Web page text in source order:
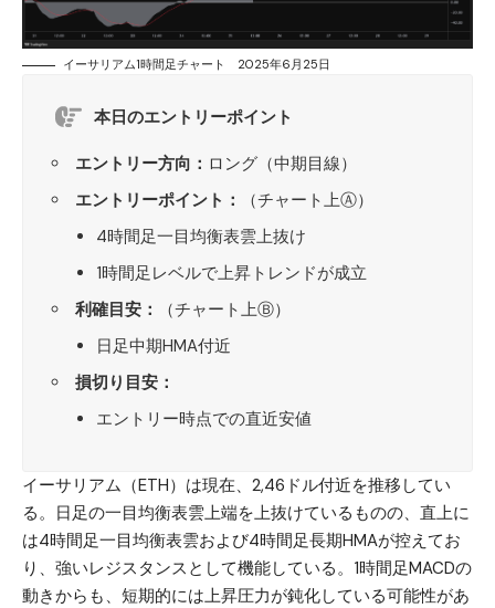
イーサリアム1時間足チャート 2025年6月25日
本日のエントリーポイント
エントリー方向： ロング（中期目線）
エントリーポイント：
（チャート上Ⓐ）
4時間足一目均衡表雲上抜け
1時間足レベルで上昇トレンドが成立
利確目安：
（チャート上Ⓑ）
日足中期HMA付近
損切り目安：
エントリー時点での直近安値
イーサリアム（ETH） は現在、2,46ドル付近を推移してい
る。日足の一目均衡表雲上端を上抜けているものの、直上に
は4時間足一目均衡表雲および4時間足長期HMAが控えてお
り、強いレジスタンスとして機能している。1時間足MACDの
動きからも、短期的には上昇圧力が鈍化している可能性があ